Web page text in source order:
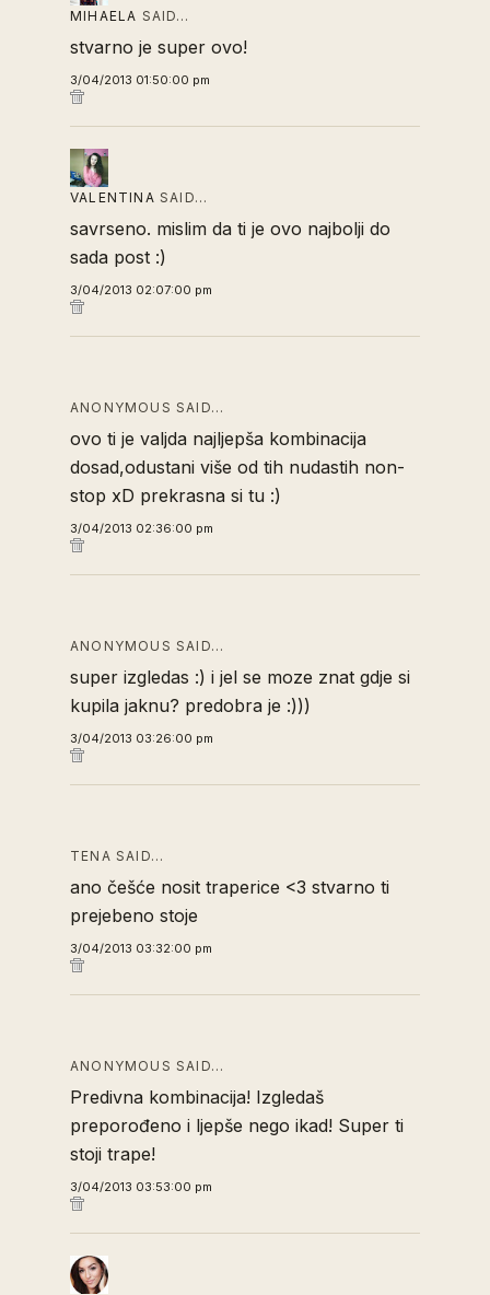
MIHAELA SAID…
stvarno je super ovo!
3/04/2013 01:50:00 pm
VALENTINA SAID…
savrseno. mislim da ti je ovo najbolji do
sada post :)
3/04/2013 02:07:00 pm
ANONYMOUS SAID…
ovo ti je valjda najljepša kombinacija
dosad,odustani više od tih nudastih non-
stop xD prekrasna si tu :)
3/04/2013 02:36:00 pm
ANONYMOUS SAID…
super izgledas :) i jel se moze znat gdje si
kupila jaknu? predobra je :)))
3/04/2013 03:26:00 pm
TENA SAID…
ano češće nosit traperice <3 stvarno ti
prejebeno stoje
3/04/2013 03:32:00 pm
ANONYMOUS SAID…
Predivna kombinacija! Izgledaš
preporođeno i ljepše nego ikad! Super ti
stoji trape!
3/04/2013 03:53:00 pm